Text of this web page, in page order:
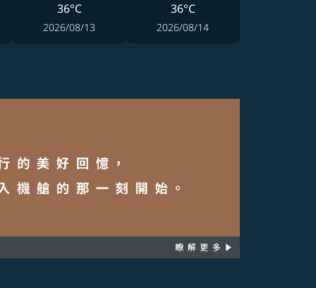
36°C
2026/08/13
36°C
2026/08/14